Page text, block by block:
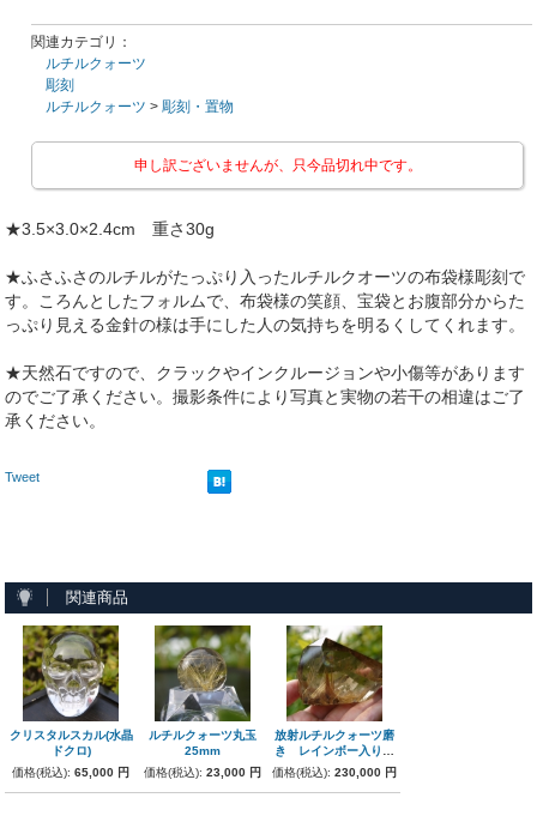
関連カテゴリ：
ルチルクォーツ
彫刻
ルチルクォーツ >彫刻・置物
申し訳ございませんが、只今品切れ中です。
★3.5×3.0×2.4cm 重さ30g
★ふさふさのルチルがたっぷり入ったルチルクオーツの布袋様彫刻で
す。ころんとしたフォルムで、布袋様の笑顔、宝袋とお腹部分からた
っぷり見える金針の様は手にした人の気持ちを明るくしてくれます。
★天然石ですので、クラックやインクルージョンや小傷等があります
のでご了承ください。撮影条件により写真と実物の若干の相違はご了
承ください。
Tweet
関連商品
クリスタルスカル(水晶
ドクロ)
価格(税込):65,000 円
ルチルクォーツ丸玉
25mm
価格(税込):23,000 円
放射ルチルクォーツ磨
き レインボー入り
211g 極上
価格(税込): 230,000 円